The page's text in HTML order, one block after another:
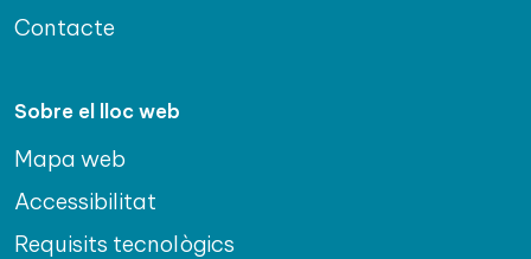
Contacte
Sobre el lloc web
Mapa web
Accessibilitat
Requisits tecnològics